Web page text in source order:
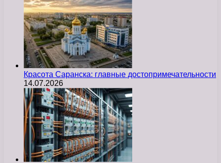
Красота Саранска: главные достопримечательности
14.07.2026